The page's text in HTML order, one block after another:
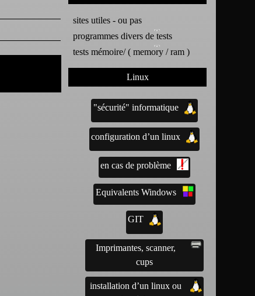
sites utiles - ou pas
programmes divers de tests
tests mémoire/ ( memory / ram )
Linux
"sécurité" informatique
configuration d’un linux
en cas de problème
Equivalents Windows
GIT
Imprimantes, scanner,
cups
installation d’un linux ou